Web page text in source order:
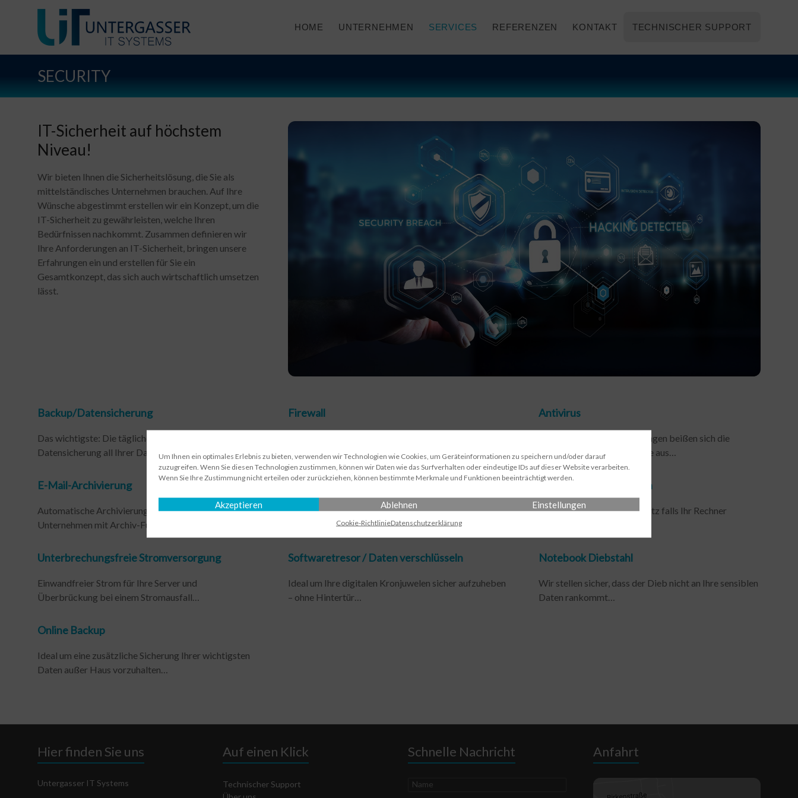
Um Ihnen ein optimales Erlebnis zu bieten, verwenden wir Technologien wie Cookies, um Geräteinformationen zu speichern und/oder darauf
zuzugreifen. Wenn Sie diesen Technologien zustimmen, können wir Daten wie das Surfverhalten oder eindeutige IDs auf dieser Website verarbeiten.
Wenn Sie Ihre Zustimmung nicht erteilen oder zurückziehen, können bestimmte Merkmale und Funktionen beeinträchtigt werden.
Akzeptieren Ablehnen Einstellungen
Cookie-RichtlinieDatenschutz­erklärung
HOME UNTERNEHMEN SERVICES REFERENZEN KONTAKT TECHNISCHER SUPPORT
SECURITY
IT-Sicherheit auf höchstem
Niveau!
​Wir bieten Ihnen die Sicherheitslösung, die Sie als
mittelständisches Unternehmen brauchen. Auf Ihre
Wünsche abgestimmt erstellen wir ein Konzept, um die
IT-Sicherheit zu gewährleisten, welche Ihren
Bedürfnissen nachkommt. Zusammen definieren wir
Ihre Anforderungen an IT-Sicherheit, bringen unsere
Erfahrungen ein und erstellen für Sie ein
Gesamtkonzept, das sich auch wirtschaftlich umsetzen
lässt.
Backup/Datensicherung
Das wichtigste: Die tägliche automatische
Datensicherung all Ihrer Daten…
Firewall
auf Ihr IT-Netzwerk…
Antivirus
An unseren Anti-Viren Lösungen beißen sich die
Würmer und Viren die Zähne aus…
E-Mail-Archivierung
Automatische Archivierung aller E-Mails im
Unternehmen mit Archiv-Funktion…
Das Ziel: saubere Postfächer und alle wichtigen E-
Mails kommen bei Ihnen an…
Festplatte verschlüsseln
Der perfekte Diebstahlschutz falls Ihr Rechner
Unterbrechungsfreie Stromversorgung
Einwandfreier Strom für Ihre Server und
Überbrückung bei einem Stromausfall…
Softwaretresor / Daten verschlüsseln
Ideal um Ihre digitalen Kronjuwelen sicher aufzuheben
– ohne Hintertür…
Notebook Diebstahl
Wir stellen sicher, dass der Dieb nicht an Ihre sensiblen
Daten rankommt…
Online Backup
Ideal um eine zusätzliche Sicherung Ihrer wichtigsten
Daten außer Haus vorzuhalten…
Hier finden Sie uns
Untergasser IT Systems
Auf einen Klick
Technischer Support
Schnelle Nachricht
Name
Anfahrt